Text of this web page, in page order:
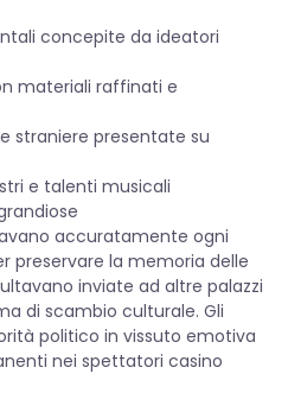
concepite da ideatori
materiali raffinati e
straniere presentate su
e talenti musicali
accuratamente ogni
preservare la memoria delle
inviate ad altre palazzi
di scambio culturale. Gli
politico in vissuto emotiva
nei spettatori casino